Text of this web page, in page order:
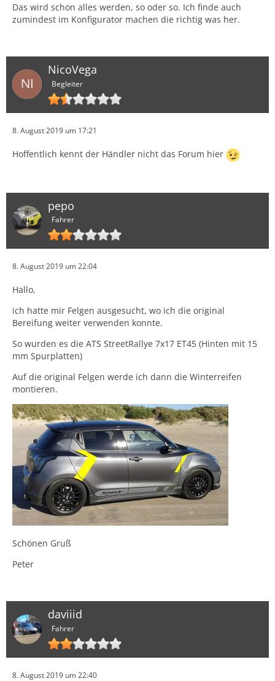
Das wird schon alles werden, so oder so. Ich finde auch
zumindest im Konfigurator machen die richtig was her.
NicoVega
Begleiter
8. August 2019 um 17:21
Hoffentlich kennt der Händler nicht das Forum hier
pepo
Fahrer
8. August 2019 um 22:04
Hallo,
ich hatte mir Felgen ausgesucht, wo ich die original
Bereifung weiter verwenden konnte.
So wurden es die ATS StreetRallye 7x17 ET45 (Hinten mit 15
mm Spurplatten)
Auf die original Felgen werde ich dann die Winterreifen
montieren.
Schönen Gruß
Peter
daviiid
Fahrer
8. August 2019 um 22:40